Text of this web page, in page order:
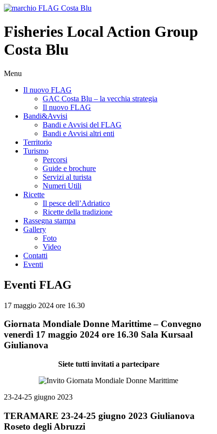
Fisheries Local Action Group
Costa Blu
Menu
Il nuovo FLAG
GAC Costa Blu – la vecchia strategia
Il nuovo FLAG
Bandi&Avvisi
Bandi e Avvisi del FLAG
Bandi e Avvisi altri enti
Territorio
Turismo
Percorsi
Guide e brochure
Servizi al turista
Numeri Utili
Ricette
Il pesce dell’Adriatico
Ricette della tradizione
Rassegna stampa
Gallery
Foto
Video
Contatti
Eventi
Eventi FLAG
17 maggio 2024 ore 16.30
Giornata Mondiale Donne Marittime – Convegno
venerdì 17 maggio 2024 ore 16.30 Sala Kursaal
Giulianova
Siete tutti invitati a partecipare
23-24-25 giugno 2023
TERAMARE 23-24-25 giugno 2023 Giulianova
Roseto degli Abruzzi